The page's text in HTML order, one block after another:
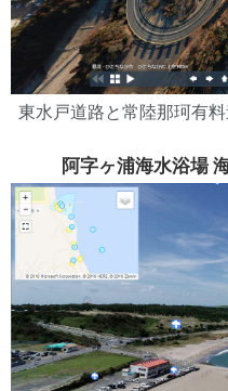
東水戸道路と常陸那珂有
阿字ヶ浦海水浴場